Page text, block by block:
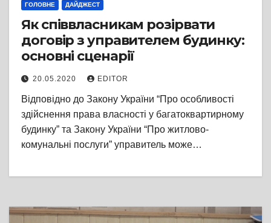
ГОЛОВНЕ ДАЙДЖЕСТ
Як співвласникам розірвати
договір з управителем будинку:
основні сценарії
20.05.2020 EDITOR
Відповідно до Закону України “Про особливості
здійснення права власності у багатоквартирному
будинку” та Закону України “Про житлово-
комунальні послуги” управитель може…